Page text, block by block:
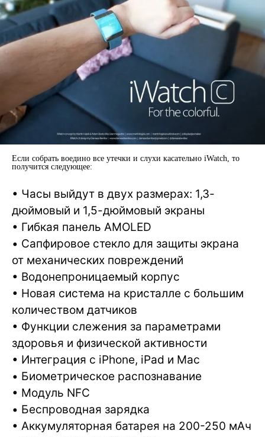
Если собрать воедино все утечки и слухи касательно iWatch, то
получится следующее:
• Часы выйдут в двух размерах: 1,3-
дюймовый и 1,5-дюймовый экраны
• Гибкая панель AMOLED
• Сапфировое стекло для защиты экрана
от механических повреждений
• Водонепроницаемый корпус
• Новая система на кристалле с большим
количеством датчиков
• Функции слежения за параметрами
здоровья и физической активности
• Интеграция с iPhone, iPad и Mac
• Биометрическое распознавание
• Модуль NFC
• Беспроводная зарядка
• Аккумуляторная батарея на 200-250 мАч